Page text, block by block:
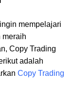
mempelajari
meraih
Copy Trading
adalah
Copy Trading